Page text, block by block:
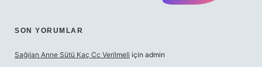
SON YORUMLAR
Sağılan Anne Sütü Kaç Cc Verilmeli için admin